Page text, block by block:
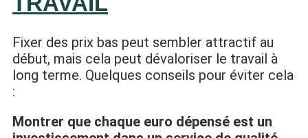
Fixer des prix bas peut sembler attractif au
début, mais cela peut dévaloriser le travail à
long terme. Quelques conseils pour éviter cela
:
Montrer que chaque euro dépensé est un